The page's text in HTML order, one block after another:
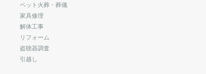
ペット火葬・葬儀
家具修理
解体工事
リフォーム
盗聴器調査
引越し